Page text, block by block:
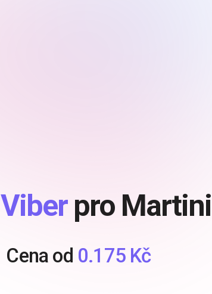
Viberpro
Cena od 0.175 Kč